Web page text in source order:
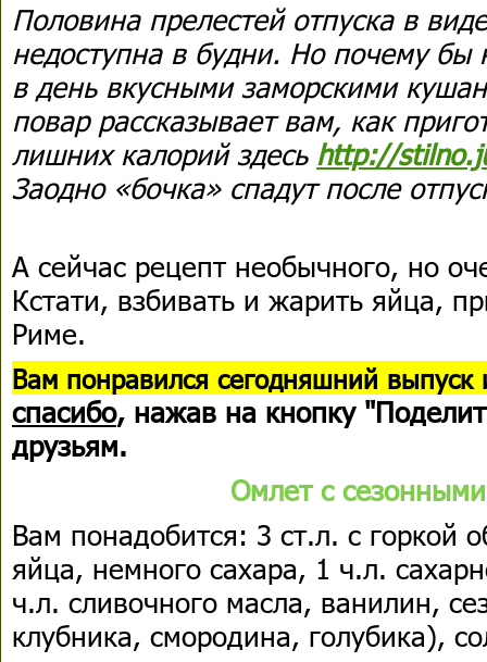
Половина прелестей отпуска в
недоступна в будни. Но почему бы
в день вкусными заморскими
повар рассказывает вам, как
лишних калорий здесь http://
Заодно «бочка» спадут после
А сейчас рецепт необычного, но
Кстати, взбивать и жарить яйца,
Риме.
Вам понравился сегодняшний выпуск
спасибо, нажав на кнопку
друзьям.
Омлет с
Вам понадобится: 3 ст.л. с горкой
яйца, немного сахара, 1 ч.л.
ч.л. сливочного масла, ванилин,
клубника, смородина, голубика),